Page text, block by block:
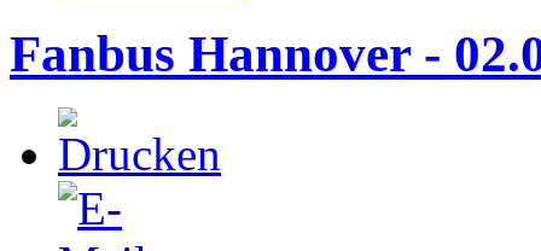
Fanbus Hannover -